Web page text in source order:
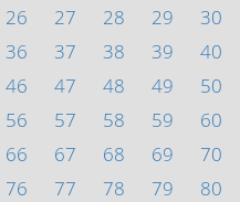
26 27 28 29
30
36 37 38 39
40
46 47 48 49
50
56 57 58 59
60
66 67 68 69
70
76 77 78 79
80